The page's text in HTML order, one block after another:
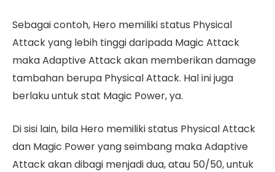
Sebagai contoh, Hero memiliki status Physical
Attack yang lebih tinggi daripada Magic Attack
maka Adaptive Attack akan memberikan damage
tambahan berupa Physical Attack. Hal ini juga
berlaku untuk stat Magic Power, ya.
Di sisi lain, bila Hero memiliki status Physical Attack
dan Magic Power yang seimbang maka Adaptive
Attack akan dibagi menjadi dua, atau 50/50, untuk